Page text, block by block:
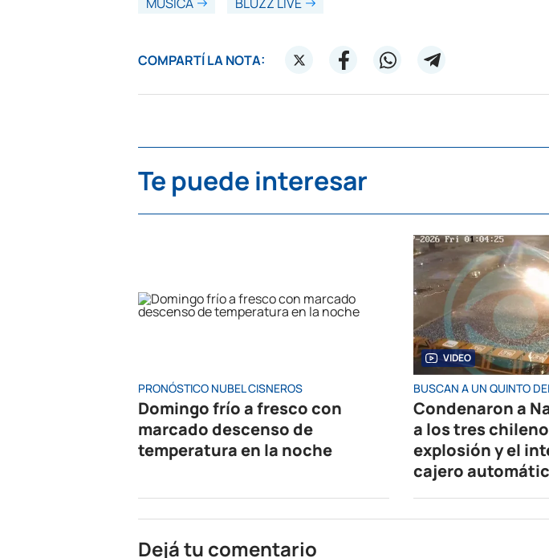
COMPARTÍ LA NOTA:
Te puede interesar
PRONÓSTICO NUBEL CISNEROS
Domingo frío a fresco con
marcado descenso de
temperatura en la noche
VIDEO
BUSCAN A UN QUINTO
Condenaron a
a los tres
explosión y el
cajero
Dejá tu comentario